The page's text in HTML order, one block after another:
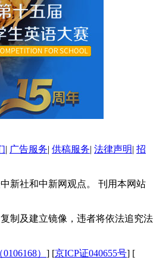
| 广告服务| 供稿服务| 法律声明| 招
新社和中新网观点。 刊用本网站
制及建立镜像，违者将依法追究法
） ] [京ICP证040655号] [